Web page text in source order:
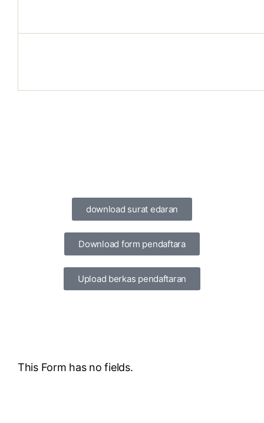
download surat edaran
Download form pendaftara
Upload berkas pendaftaran
This Form has no fields.